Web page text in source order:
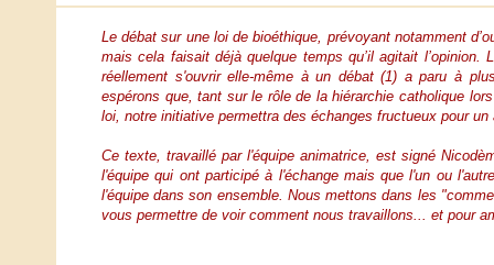
Le débat sur une loi de bioéthique, prévoyant notamment
mais cela faisait déjà quelque temps qu’il agitait
réellement s'ouvrir elle-même à un débat(1) a paru à
espérons que, tant sur le rôle de la hiérarchie catholique
loi, notre initiative permettra des échanges fructueux pour
Ce texte, travaillé par l'équipe animatrice, est signé
l'équipe qui ont participé à l'échange mais que l'un ou
l'équipe dans son ensemble. Nous mettons dans les
vous permettre de voir comment nous travaillons... et pour